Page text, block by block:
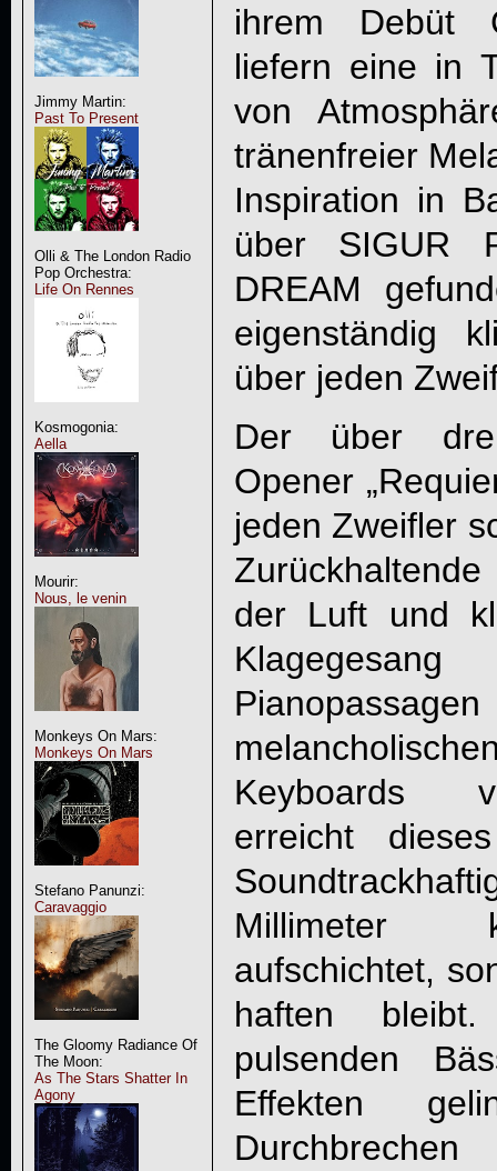
Jimmy Martin:
Past To Present
Olli & The London Radio
Pop Orchestra:
Life On Rennes
Kosmogonia:
Aella
Mourir:
Nous, le venin
Monkeys On Mars:
Monkeys On Mars
Stefano Panunzi:
Caravaggio
The Gloomy Radiance Of
The Moon:
As The Stars Shatter In
Agony
ihrem Debüt
liefern eine in
von
tränenfreier
Inspiration in
über SIGUR
DREAM
eigenständig
über jeden
Der über
Opener
jeden Zweifler
der Luft und
Keyboards
erreicht
Millimeter
aufschichtet,
haften
pulsenden
Effekten